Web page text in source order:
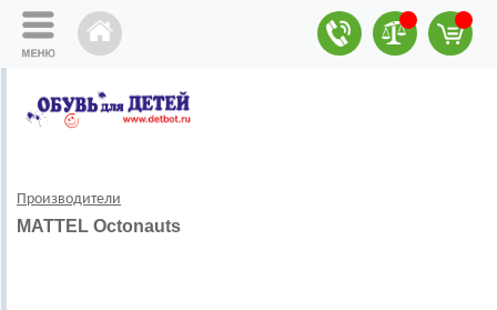
Производители
MATTEL Octonauts